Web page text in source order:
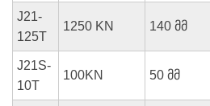
J21-
125T
1250 KN 140 მმ
J21S-
10T
100KN 50 მმ